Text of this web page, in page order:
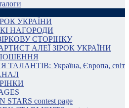
УКРАЇНИ
НАГОРОДИ
СТОРІНКУ
АЛЕЇ ЗІРОК УКРАЇНИ
Україна, Європа, світ
STARS contest page